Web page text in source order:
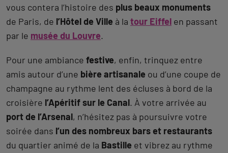
vous contera l’histoire des plus beaux monuments
de Paris, de l’Hôtel de Ville à la tour Eiffel en passant
par le musée du Louvre.
Pour une ambiance festive, enfin, trinquez entre
amis autour d’une bière artisanale ou d’une coupe de
champagne au rythme lent des écluses à bord de la
croisière l’Apéritif sur le Canal. À votre arrivée au
port de l’Arsenal, n’hésitez pas à poursuivre votre
soirée dans l’un des nombreux bars et restaurants
du quartier animé de la Bastille et vibrez au rythme